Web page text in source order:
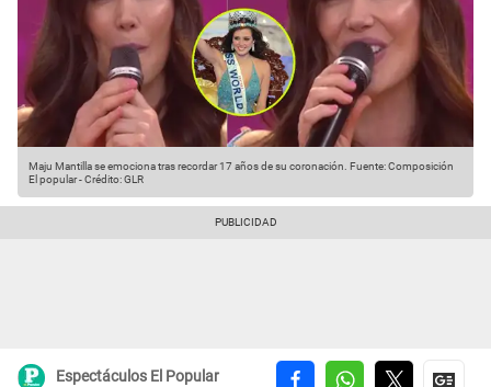
Maju Mantilla se emociona tras recordar 17 años de su coronación. Fuente: Composición
El popular-Crédito: GLR
Espectáculos El Popular